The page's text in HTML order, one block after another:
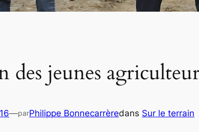
des jeunes
—parPhilippe Bonnecarrèredans Sur le terrain